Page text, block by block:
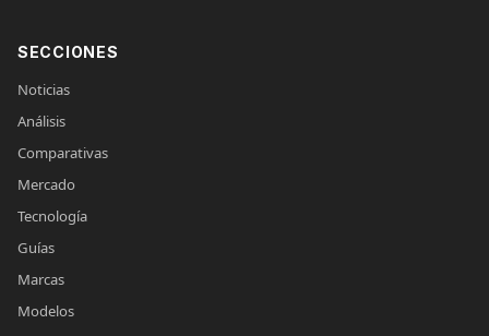
SECCIONES
Noticias
Análisis
Comparativas
Mercado
Tecnología
Guías
Marcas
Modelos